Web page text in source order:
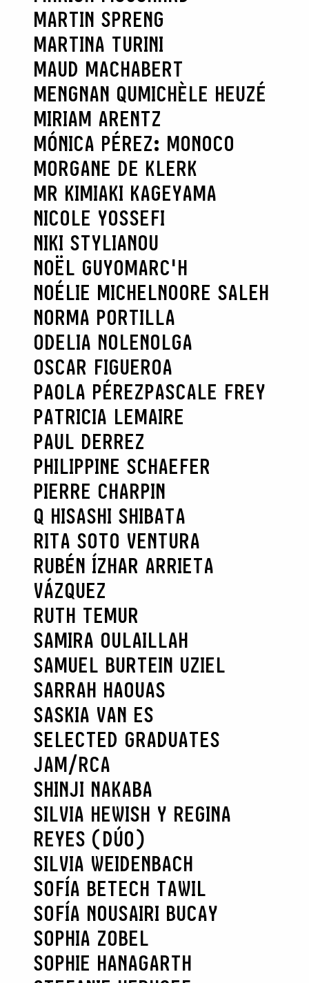
MARTIN SPRENG
MARTINA TURINI
MAUD MACHABERT
MENGNAN QUMICHÈLE HEUZÉ
MIRIAM ARENTZ
MÓNICA PÉREZ: MONOCO
MORGANE DE KLERK
MR KIMIAKI KAGEYAMA
NICOLE YOSSEFI
NIKI STYLIANOU
NOËL GUYOMARC'H
NOÉLIE MICHELNOORE SALEH
NORMA PORTILLA
ODELIA NOLENOLGA
OSCAR FIGUEROA
PAOLA PÉREZPASCALE FREY
PATRICIA LEMAIRE
PAUL DERREZ
PHILIPPINE SCHAEFER
PIERRE CHARPIN
Q HISASHI SHIBATA
RITA SOTO VENTURA
RUBÉN ÍZHAR ARRIETA
VÁZQUEZ
RUTH TEMUR
SAMIRA OULAILLAH
SAMUEL BURTEIN UZIEL
SARRAH HAOUAS
SASKIA VAN ES
SELECTED GRADUATES
JAM/RCA
SHINJI NAKABA
SILVIA HEWISH Y REGINA
REYES (DÚO)
SILVIA WEIDENBACH
SOFÍA BETECH TAWIL
SOFÍA NOUSAIRI BUCAY
SOPHIA ZOBEL
SOPHIE HANAGARTH